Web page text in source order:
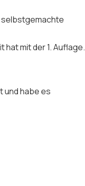
selbstgemachte
hat mit der 1. Auflage.
und habe es